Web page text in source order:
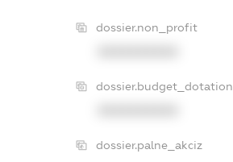
dossier.non_profit
dossier.budget_dotation
dossier.palne_akciz